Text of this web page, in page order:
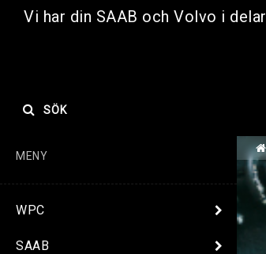
Vi har din SAAB och Volvo i delar
SÖK
MENY
WPC
SAAB